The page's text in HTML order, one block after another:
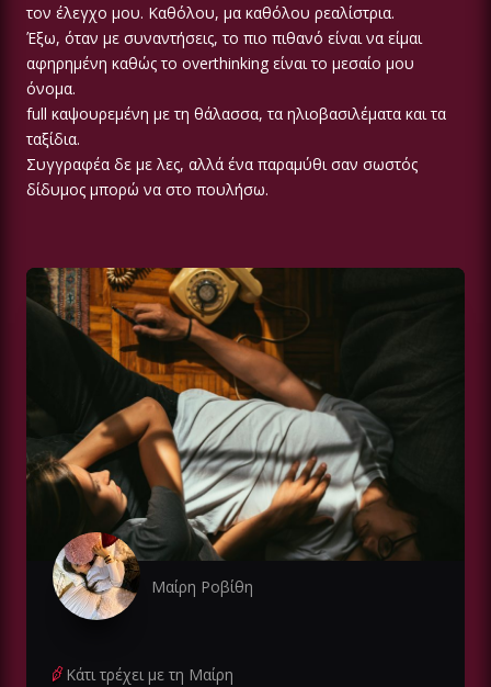
τον έλεγχο μου. Καθόλου, μα καθόλου ρεαλίστρια.
Έξω, όταν με συναντήσεις, το πιο πιθανό είναι να είμαι
αφηρημένη καθώς το overthinking είναι το μεσαίο μου
όνομα.
full καψουρεμένη με τη θάλασσα, τα ηλιοβασιλέματα και τα
ταξίδια.
Συγγραφέα δε με λες, αλλά ένα παραμύθι σαν σωστός
δίδυμος μπορώ να στο πουλήσω.
Μαίρη Ροβίθη
Κάτι τρέχει με τη Μαίρη